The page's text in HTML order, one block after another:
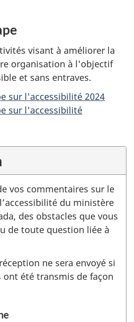
visant à améliorer la
organisation à l'objectif
et sans entraves.
sur l'accessibilité 2024
sur l'accessibilité
vos commentaires sur le
du ministère
des obstacles que vous
de toute question liée à
ne sera envoyé si
ont été transmis de façon